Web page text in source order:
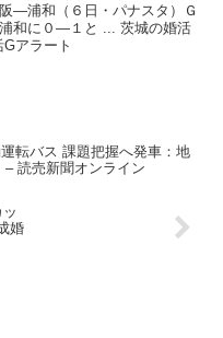
―浦和（６日・パナスタ）Ｇ
和に０―１と ... 茨城の婚活
アラート
運転バス 課題把握へ発車：地
– 読売新聞オンライン
婚